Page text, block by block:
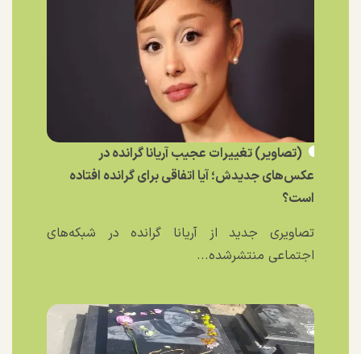
(تصاویر) تغییرات عجیب آریانا گرانده در
عکس‌های جدیدش؛ آیا اتفاقی برای گرانده افتاده
است؟
تصاویری جدید از آریانا گرانده در شبکه‌های
اجتماعی منتشرشده...